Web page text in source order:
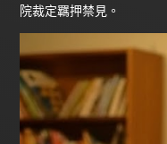
院裁定羈押禁見。